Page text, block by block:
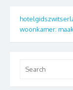
woonkamer:
for: